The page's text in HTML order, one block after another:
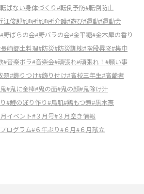
ばない身体づくり#転倒予防#転倒防止
江俊郎#通所#通所介護#遊び#運動#運動会
#野ばらの会#野バラの会#金平糖#金木犀の香り
崎郷土料理#防災#防災訓練#階段昇降#集中
#音楽ボラ#音楽会#頑張れ#頑張れ！ #願い事
題#飾りつけ#飾り付け#高校三年生#高齢者
#鬼に金棒#鬼の面#鬼の顔#鬼除け汁
#鯉のぼり作り#鳥肌#鶏もつ煮#黒木憲
イベント#３月号#３月空き情報
ログラム#６年ぶり#６月#６月献立